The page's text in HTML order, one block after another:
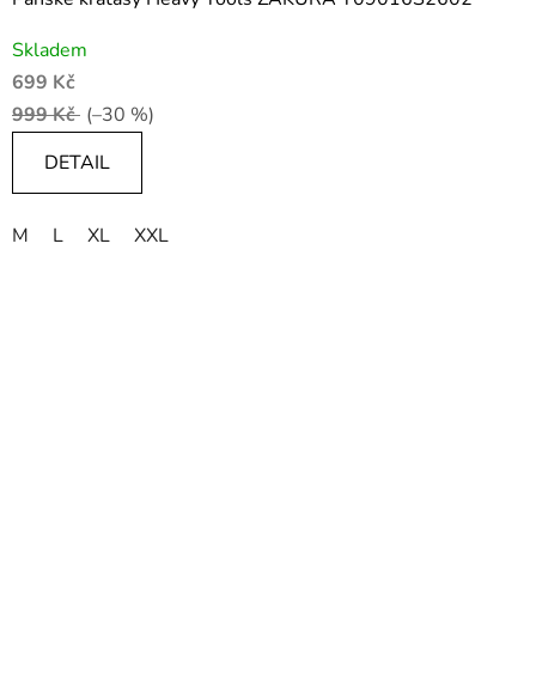
Skladem
699 Kč
999 Kč (–30 %)
DETAIL
M L XL XXL